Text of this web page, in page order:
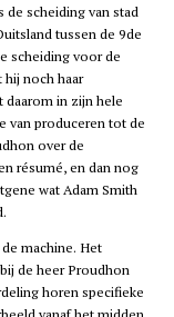
scheiding van stad
tussen de 9de
scheiding voor de
noch haar
in zijn hele
van produceren tot de
over de
résumé, en dan nog
wat Adam Smith
machine. Het
de heer Proudhon
horen specifieke